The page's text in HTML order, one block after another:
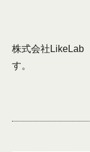
株式会社LikeLab
す。